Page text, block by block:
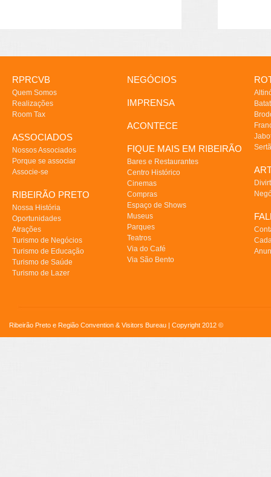
RPRCVB
Quem Somos
Realizações
Room Tax
ASSOCIADOS
Nossos Associados
Porque se associar
Associe-se
RIBEIRÃO PRETO
Nossa História
Oportunidades
Atrações
Turismo de Negócios
Turismo de Educação
Turismo de Saúde
Turismo de Lazer
NEGÓCIOS
IMPRENSA
ACONTECE
FIQUE MAIS EM RIBEIRÃO
Bares e Restaurantes
Centro Histórico
Cinemas
Compras
Espaço de Shows
Museus
Parques
Teatros
Via do Café
Via São Bento
Ribeirão Preto e Região Convention & Visitors Bureau | Copyright 2012 ©